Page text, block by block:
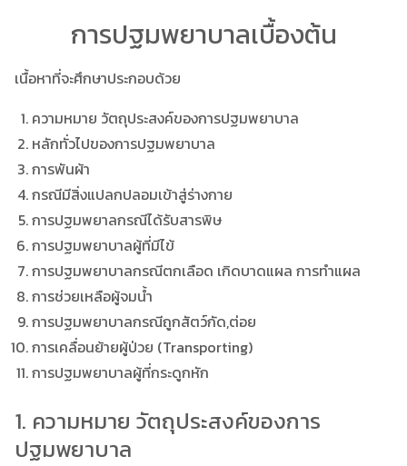
การปฐมพยาบาลเบื้องต้น
เนื้อหาที่จะศึกษาประกอบด้วย
ความหมาย วัตถุประสงค์ของการปฐมพยาบาล
หลักทั่วไปของการปฐมพยาบาล
การพันผ้า
กรณีมีสิ่งแปลกปลอมเข้าสู่ร่างกาย
การปฐมพยาลกรณีได้รับสารพิษ
การปฐมพยาบาลผู้ที่มีไข้
การปฐมพยาบาลกรณีตกเลือด เกิดบาดแผล การทำแผล
การช่วยเหลือผู้จมน้ำ
การปฐมพยาบาลกรณีถูกสัตว์กัด,ต่อย
การเคลื่อนย้ายผู้ป่วย (Transporting)
การปฐมพยาบาลผู้ที่กระดูกหัก
1. ความหมาย วัตถุประสงค์ของการ
ปฐมพยาบาล